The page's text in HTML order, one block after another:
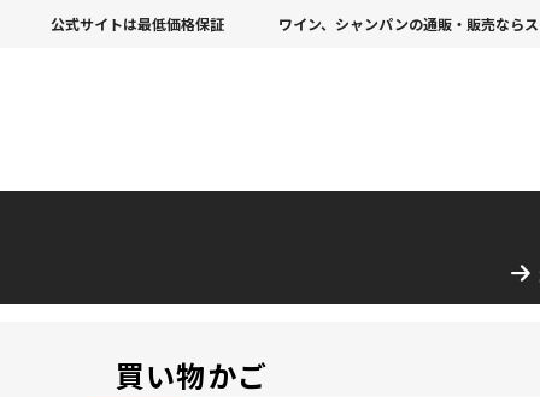
公式サイトは最低価格保証 ワイン、シャンパンの通販・販売なら
買い物かご